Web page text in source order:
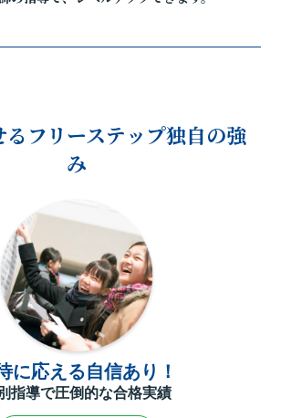
フリーステップ独自の強
み
に応える自信あり！
指導で圧倒的な合格実績